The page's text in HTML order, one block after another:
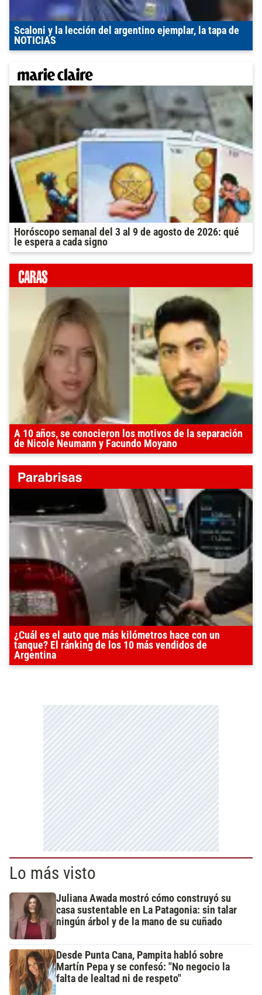
Scaloni y la lección del argentino ejemplar, la tapa de
NOTICIAS
Horóscopo semanal del 3 al 9 de agosto de 2026: qué
le espera a cada signo
A 10 años, se conocieron los motivos de la separación
de Nicole Neumann y Facundo Moyano
¿Cuál es el auto que más kilómetros hace con un
tanque? El ránking de los 10 más vendidos de
Argentina
Lo más visto
Juliana Awada mostró cómo construyó su
casa sustentable en La Patagonia: sin talar
ningún árbol y de la mano de su cuñado
Desde Punta Cana, Pampita habló sobre
Martín Pepa y se confesó: "No negocio la
falta de lealtad ni de respeto"